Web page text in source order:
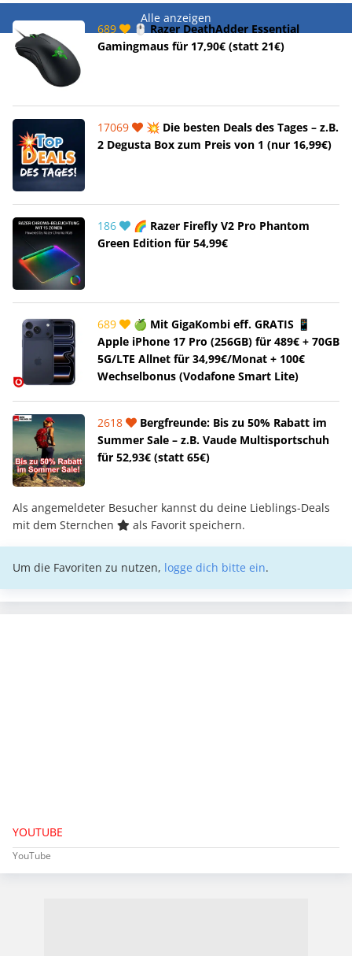
Alle anzeigen
689
🖱️ Razer DeathAdder Essential
Gamingmaus für 17,90€ (statt 21€)
17069
💥 Die besten Deals des Tages – z.B.
2 Degusta Box zum Preis von 1 (nur 16,99€)
186
🌈 Razer Firefly V2 Pro Phantom
Green Edition für 54,99€
689
🍏 Mit GigaKombi eff. GRATIS 📱
Apple iPhone 17 Pro (256GB) für 489€ + 70GB
5G/LTE Allnet für 34,99€/Monat + 100€
Wechselbonus (Vodafone Smart Lite)
2618
Bergfreunde: Bis zu 50% Rabatt im
Summer Sale – z.B. Vaude Multisportschuh
für 52,93€ (statt 65€)
Als angemeldeter Besucher kannst du deine Lieblings-Deals
mit dem Sternchen
als Favorit speichern.
Um die Favoriten zu nutzen, logge dich bitte ein.
YOUTUBE
YouTube